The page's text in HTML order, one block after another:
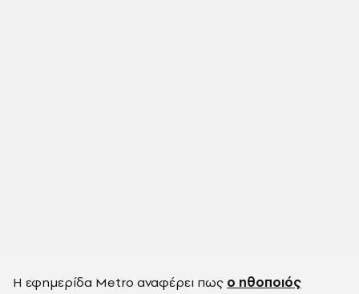
Η εφημερίδα Metro αναφέρει πως ο ηθοποιός